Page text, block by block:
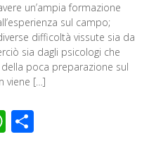
un’ampia formazione
sul campo;
difficoltà vissute sia da
sia dagli psicologi che
poca preparazione sul
viene […]
WhatsApp